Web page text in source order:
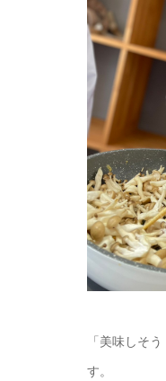
「美味しそ
す。